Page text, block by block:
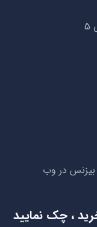
در وب
، چک نمایید